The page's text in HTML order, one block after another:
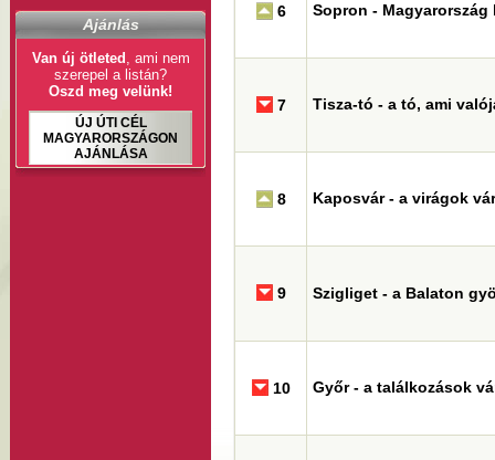
Ajánlás
Van új ötleted , ami nem
szerepel a listán?
Oszd meg velünk!
ÚJ ÚTI CÉL
MAGYARORSZÁGON
AJÁNLÁSA
6 Sopron - Magyarország
7 Tisza-tó - a tó, ami
8 Kaposvár - a virágok
9 Szigliget - a Balaton
10 Győr - a találkozások